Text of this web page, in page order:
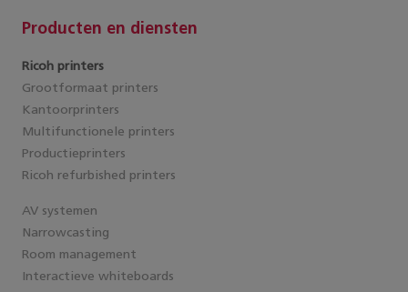
Producten en diensten
Ricoh printers
Grootformaat printers
Kantoorprinters
Multifunctionele printers
Productieprinters
Ricoh refurbished printers
AV systemen
Narrowcasting
Room management
Interactieve whiteboards